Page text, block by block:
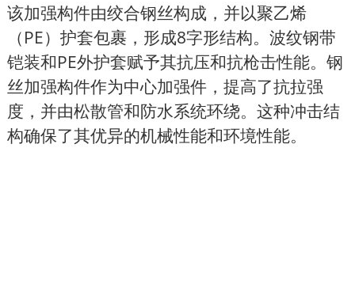
该加强构件由绞合钢丝构成，并以聚乙烯
（PE）护​​套包裹，形成8字形结构。波纹钢带
铠装和PE外护套赋予其抗压和抗枪击性能。钢
丝加强构件作为中心加强件，提高了抗拉强
度，并由松散管和防水系统环绕。这种冲击结
构确保了其优异的机械性能和环境性能。